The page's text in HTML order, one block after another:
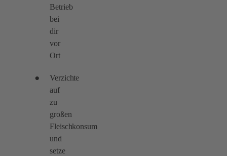
Betrieb
bei
dir
vor
Ort
Verzichte
auf
zu
großen
Fleischkonsum
und
setze